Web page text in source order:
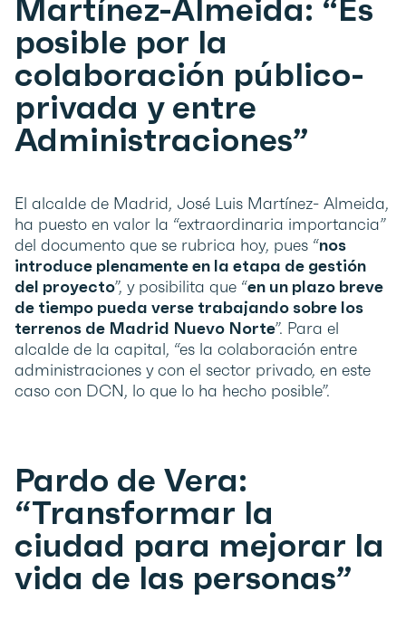
Martínez-Almeida: “Es
posible por la
colaboración público-
privada y entre
Administraciones”
El alcalde de Madrid, José Luis Martínez- Almeida,
ha puesto en valor la “extraordinaria importancia”
del documento que se rubrica hoy, pues “nos
introduce plenamente en la etapa de gestión
del proyecto”, y posibilita que “en un plazo breve
de tiempo pueda verse trabajando sobre los
terrenos de Madrid Nuevo Norte”. Para el
alcalde de la capital, “es la colaboración entre
administraciones y con el sector privado, en este
caso con DCN, lo que lo ha hecho posible”.
Pardo de Vera:
“Transformar la
ciudad para mejorar la
vida de las personas”